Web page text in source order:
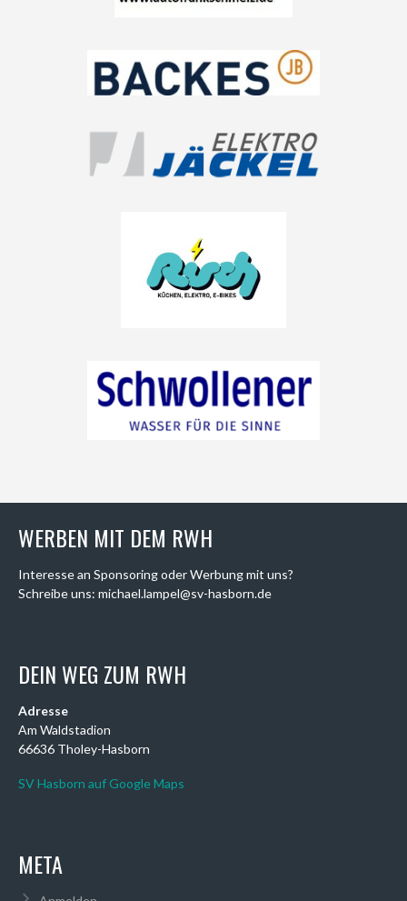
WERBEN MIT DEM RWH
Interesse an Sponsoring oder Werbung mit uns?
Schreibe uns: michael.lampel@sv-hasborn.de
DEIN WEG ZUM RWH
Adresse
Am Waldstadion
66636 Tholey-Hasborn
SV Hasborn auf Google Maps
META